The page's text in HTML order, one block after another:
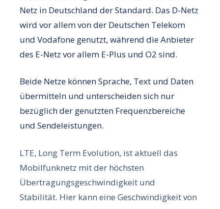
Netz in Deutschland der Standard. Das D-Netz
wird vor allem von der Deutschen Telekom
und Vodafone genutzt, während die Anbieter
des E-Netz vor allem E-Plus und O2 sind.
Beide Netze können Sprache, Text und Daten
übermitteln und unterscheiden sich nur
bezüglich der genutzten Frequenzbereiche
und Sendeleistungen.
LTE, Long Term Evolution, ist aktuell das
Mobilfunknetz mit der höchsten
Übertragungsgeschwindigkeit und
Stabilität. Hier kann eine Geschwindigkeit von